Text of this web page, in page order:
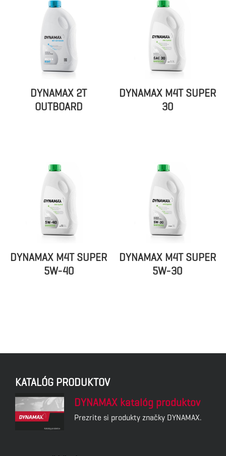
DYNAMAX 2T
OUTBOARD
DYNAMAX M4T SUPER
30
DYNAMAX M4T SUPER
5W-40
DYNAMAX M4T SUPER
5W-30
KATALÓG PRODUKTOV
DYNAMAX katalóg produktov
Prezrite si produkty značky DYNAMAX.